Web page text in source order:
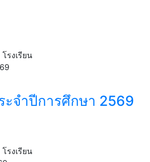
รงเรียน
ะจำปีการศึกษา 2569
รงเรียน